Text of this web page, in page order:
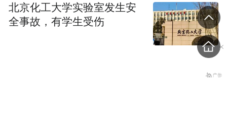
北京化工大学实验室发生安
全事故，有学生受伤